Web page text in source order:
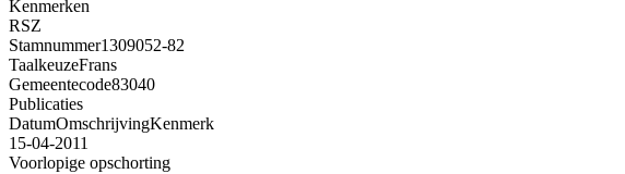
Kenmerken
RSZ
Stamnummer1309052-82
TaalkeuzeFrans
Gemeentecode83040
Publicaties
DatumOmschrijvingKenmerk
15-04-2011
Voorlopige opschorting